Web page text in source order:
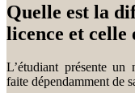
Quelle est la
licence et celle
L’étudiant présente un
faite dépendamment de